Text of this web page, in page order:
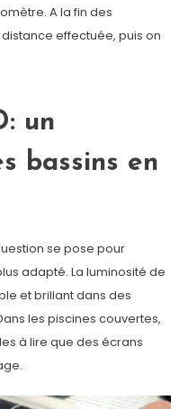
A la fin des
effectuée, puis on
un
bassins en
se pose pour
adapté. La luminosité de
et brillant dans des
les piscines couvertes,
à lire que des écrans